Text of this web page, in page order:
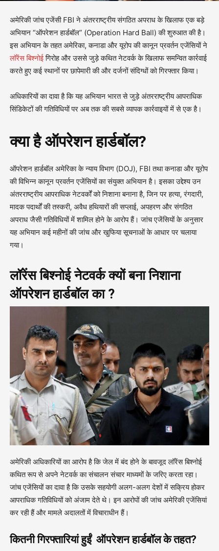
अमेरिकी जांच एजेंसी FBI ने अंतरराष्ट्रीय संगठित अपराध के खिलाफ एक बड़े
अभियान “ऑपरेशन हार्डबॉल” (Operation Hard Ball) की शुरुआत की है।
इस अभियान के तहत अमेरिका, कनाडा और यूरोप की कानून प्रवर्तन एजेंसियों ने
लॉरेंस बिश्नोईगिरोह और उससे जुड़े कथित नेटवर्क के खिलाफ समन्वित कार्रवाई
करते हुए कई स्थानों पर छापेमारी की और दर्जनों संदिग्धों को गिरफ्तार किया।
अधिकारियों का दावा है कि यह अभियान भारत से जुड़े अंतरराष्ट्रीय आपराधिक
सिंडिकेटों की गतिविधियों पर अब तक की सबसे व्यापक कार्रवाइयों में से एक है।
क्या है ऑपरेशन हार्डबॉल?
ऑपरेशन हार्डबॉल अमेरिका के न्याय विभाग (DOJ), FBI तथा कनाडा और यूरोप
की विभिन्न कानून प्रवर्तन एजेंसियों का संयुक्त अभियान है। इसका उद्देश्य उन
अंतरराष्ट्रीय आपराधिक नेटवर्कों को निशाना बनाना है, जिन पर हत्या, रंगदारी,
मादक पदार्थों की तस्करी, अवैध हथियारों की सप्लाई, अपहरण और संगठित
अपराध जैसी गतिविधियों में शामिल होने के आरोप हैं। जांच एजेंसियों के अनुसार
यह अभियान कई महीनों की जांच और खुफिया सूचनाओं के आधार पर चलाया
गया।
लॉरेंस बिश्नोई नेटवर्क क्यों बना निशाना
ऑपरेशन हार्डबॉल का ?
अमेरिकी अधिकारियों का आरोप है कि जेल में बंद होने के बावजूद लॉरेंस बिश्नोई
कथित रूप से अपने नेटवर्क का संचालन संचार माध्यमों के जरिए करता रहा।
जांच एजेंसियों का दावा है कि उसके सहयोगी अलग-अलग देशों में सक्रिय होकर
आपराधिक गतिविधियों को अंजाम देते थे। इन आरोपों की जांच अमेरिकी एजेंसियां
कर रही हैं और मामले अदालतों में विचाराधीन हैं।
कितनी गिरफ्तारियां हुईं ऑपरेशन हार्डबॉल के तहत?